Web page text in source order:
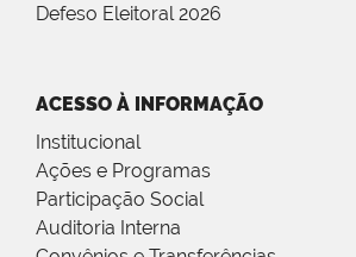
Defeso Eleitoral 2026
ACESSO À INFORMAÇÃO
Institucional
Ações e Programas
Participação Social
Auditoria Interna